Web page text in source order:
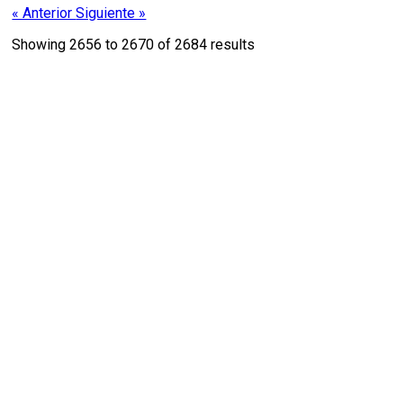
« AnteriorSiguiente »
Showing2656 to2670 of2684 results